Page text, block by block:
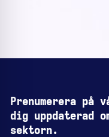
Prenumerera på
dig uppdaterad
sektorn.